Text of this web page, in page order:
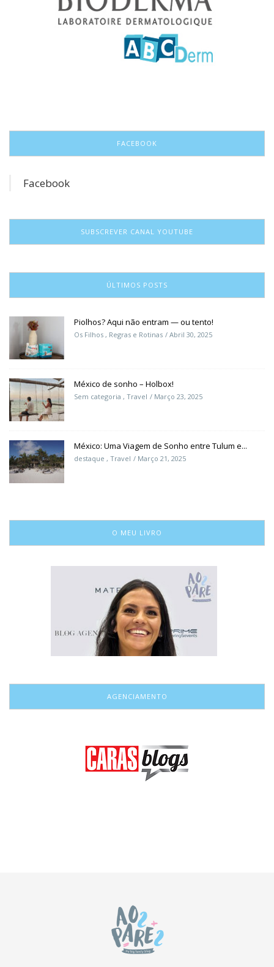
FACEBOOK
Facebook
SUBSCREVER CANAL YOUTUBE
ÚLTIMOS POSTS
Piolhos? Aqui não entram — ou tento!
Os Filhos , Regras e Rotinas Abril 30, 2025
México de sonho – Holbox!
Sem categoria , Travel Março 23, 2025
México: Uma Viagem de Sonho entre Tulum e...
destaque , Travel Março 21, 2025
O MEU LIVRO
AGENCIAMENTO